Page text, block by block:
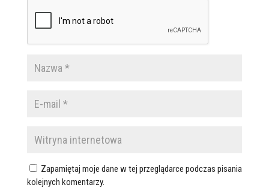
Zapamiętaj moje dane w tej przeglądarce podczas pisania
kolejnych komentarzy.